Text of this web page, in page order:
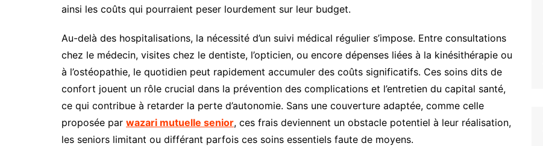
ainsi les coûts qui pourraient peser lourdement sur leur budget.
Au-delà des hospitalisations, la nécessité d’un suivi médical régulier s’impose. Entre consultations
chez le médecin, visites chez le dentiste, l’opticien, ou encore dépenses liées à la kinésithérapie ou
à l’ostéopathie, le quotidien peut rapidement accumuler des coûts significatifs. Ces soins dits de
confort jouent un rôle crucial dans la prévention des complications et l’entretien du capital santé,
ce qui contribue à retarder la perte d’autonomie. Sans une couverture adaptée, comme celle
proposée par wazari mutuelle senior, ces frais deviennent un obstacle potentiel à leur réalisation,
les seniors limitant ou différant parfois ces soins essentiels faute de moyens.